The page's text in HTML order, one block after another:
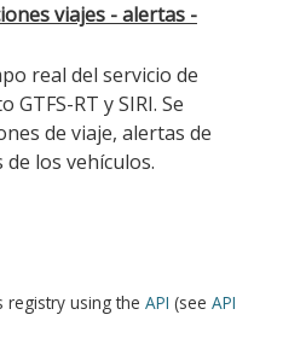
viajes - alertas -
real del servicio de
RT y SIRI. Se
de viaje, alertas de
los vehículos.
registry using the API (see API